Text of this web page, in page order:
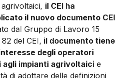
il CEI ha
il nuovo documento CEI
dal Gruppo di Lavo­ro 15
del CEI, il documento tiene
degli ope­ratori
impianti agrivoltaici e
di adottare delle definizioni